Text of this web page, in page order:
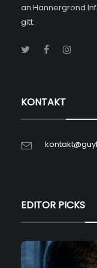
an Hannergrond
gitt.
KONTAKT
EDITOR PICKS